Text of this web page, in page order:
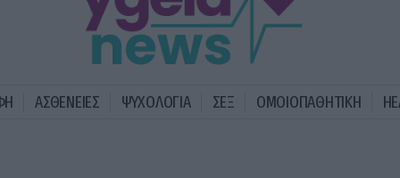
ΑΣΘΕΝΕΙΕΣ ΨΥΧΟΛΟΓΙΑ ΣΕΞ ΟΜΟΙΟΠΑΘΗΤΙΚΗ